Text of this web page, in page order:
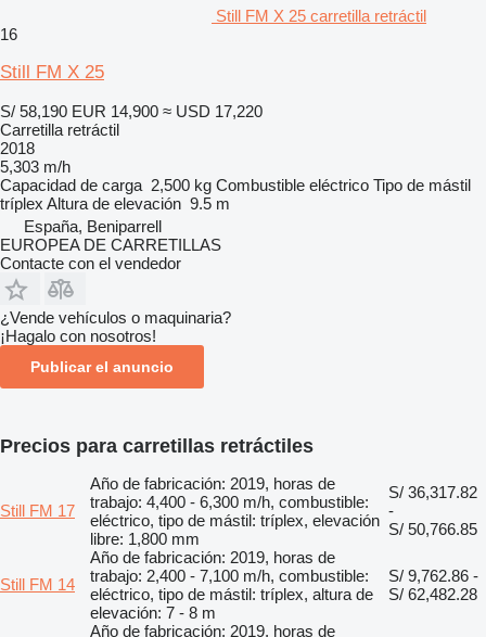
Still FM X 25 carretilla retráctil
16
Still FM X 25
S/ 58,190 EUR 14,900 ≈ USD 17,220
Carretilla retráctil
2018
5,303 m/h
Capacidad de carga 2,500 kg Combustible eléctrico Tipo de mástil
tríplex Altura de elevación 9.5 m
España, Beniparrell
EUROPEA DE CARRETILLAS
Contacte con el vendedor
¿Vende vehículos o maquinaria?
¡Hagalo con nosotros!
Publicar el anuncio
Precios para carretillas retráctiles
Still FM 17
Año de fabricación: 2019, horas de
trabajo: 4,400 - 6,300 m/h, combustible:
eléctrico, tipo de mástil: tríplex, elevación
libre: 1,800 mm
S/ 36,317.82
-
S/ 50,766.85
Still FM 14
Año de fabricación: 2019, horas de
trabajo: 2,400 - 7,100 m/h, combustible:
eléctrico, tipo de mástil: tríplex, altura de
elevación: 7 - 8 m
S/ 9,762.86 -
S/ 62,482.28
Año de fabricación: 2019, horas de